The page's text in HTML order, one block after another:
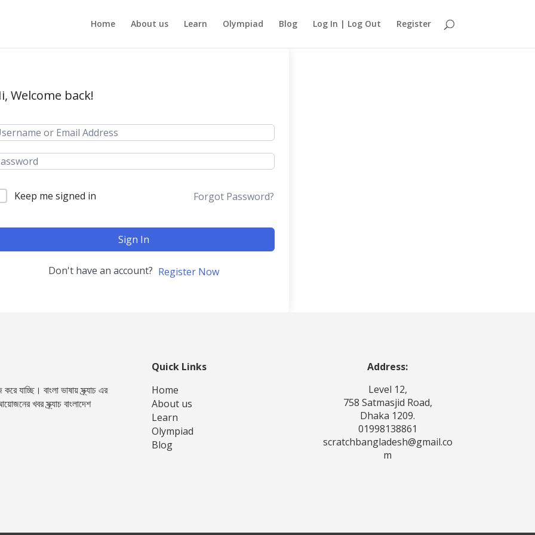
Home About us Learn Olympiad Blog Log In | Log Out Register
Welcome back!
Keep me signed in Forgot Password?
Sign In
Don't have an account? Register Now
যাচ্ছি। বাংলা ভাষায় স্ক্র্যাচ এর
খবর স্ক্র্যাচ বাংলাদেশ
Quick Links
Home
About us
Learn
Olympiad
Blog
Address:
Level 12,
758 Satmasjid Road,
Dhaka 1209.
01998138861
scratchbangladesh@gmail.co
m